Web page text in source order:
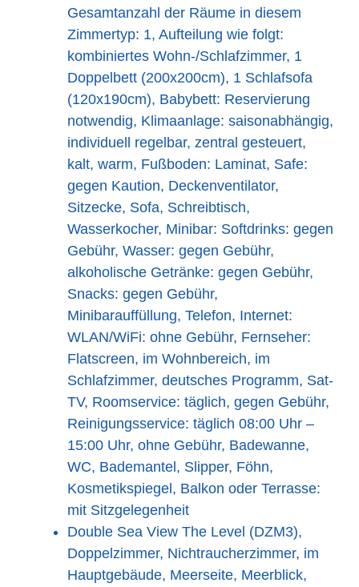
Gesamtanzahl der Räume in diesem
Zimmertyp: 1, Aufteilung wie folgt:
kombiniertes Wohn-/Schlafzimmer, 1
Doppelbett (200x200cm), 1 Schlafsofa
(120x190cm), Babybett: Reservierung
notwendig, Klimaanlage: saisonabhängig,
individuell regelbar, zentral gesteuert,
kalt, warm, Fußboden: Laminat, Safe:
gegen Kaution, Deckenventilator,
Sitzecke, Sofa, Schreibtisch,
Wasserkocher, Minibar: Softdrinks: gegen
Gebühr, Wasser: gegen Gebühr,
alkoholische Getränke: gegen Gebühr,
Snacks: gegen Gebühr,
Minibarauffüllung, Telefon, Internet:
WLAN/WiFi: ohne Gebühr, Fernseher:
Flatscreen, im Wohnbereich, im
Schlafzimmer, deutsches Programm, Sat-
TV, Roomservice: täglich, gegen Gebühr,
Reinigungsservice: täglich 08:00 Uhr –
15:00 Uhr, ohne Gebühr, Badewanne,
WC, Bademantel, Slipper, Föhn,
Kosmetikspiegel, Balkon oder Terrasse:
mit Sitzgelegenheit
Double Sea View The Level (DZM3),
Doppelzimmer, Nichtraucherzimmer, im
Hauptgebäude, Meerseite, Meerblick,